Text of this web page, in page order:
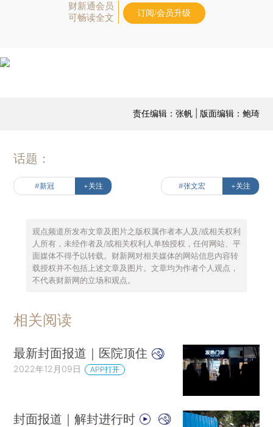
财新通会员
可畅读全文
订阅/会员升级
责任编辑：张帆 | 版面编辑：鲍琦
话题：
#新冠 +关注 #张文宏 +关注
观点频道所发布文章及图片之版权属作者本人及/或相关权利
人所有，未经作者及/或相关权利人单独授权，任何网站、平
面媒体不得予以转载。财新网对相关媒体的网站信息内容转
载授权并不包括上述文章及图片。文章均为作者个人观点，
不代表财新网的立场和观点。
相关阅读
最新封面报道｜医院顶住
2022年12月09日 APP打开
封面报道｜解封进行时